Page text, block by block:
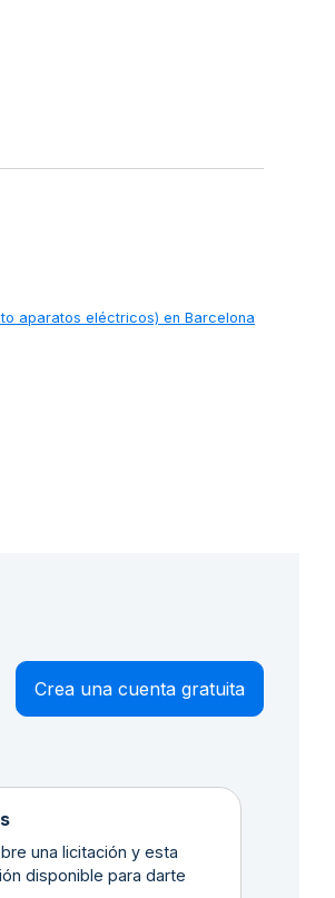
aparatos eléctricos) en Barcelona
Crea una cuenta gratuita
una licitación y esta
disponible para darte